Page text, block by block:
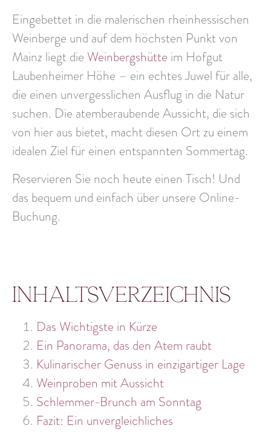
Eingebettet in die malerischen rheinhessischen
Weinberge und auf dem höchsten Punkt von
Mainz liegt die Weinbergshütte im Hofgut
Laubenheimer Höhe – ein echtes Juwel für alle,
die einen unvergesslichen Ausflug in die Natur
suchen. Die atemberaubende Aussicht, die sich
von hier aus bietet, macht diesen Ort zu einem
idealen Ziel für einen entspannten Sommertag.
Reservieren Sie noch heute einen Tisch! Und
das bequem und einfach über unsere Online-
Buchung.
Inhaltsverzeichnis
Das Wichtigste in Kürze
Ein Panorama, das den Atem raubt
Kulinarischer Genuss in einzigartiger Lage
Weinproben mit Aussicht
Schlemmer-Brunch am Sonntag
Fazit: Ein unvergleichliches